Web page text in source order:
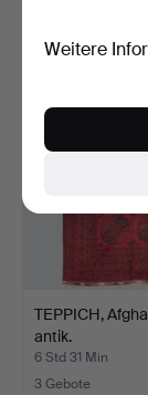
TEPPICH,
antik.
6 Std 31 Min
3 Gebote
Weitere